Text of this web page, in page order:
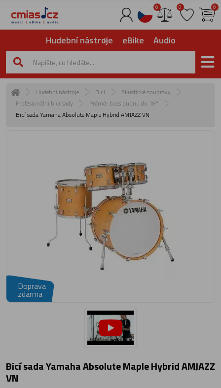
0 0 0
Hudební nástroje eBike Audio
Hudební nástroje Bicí
Akustické soupravy
Profesionální bicí sady
Průměr bass bubnu do 18"
Bicí sada Yamaha Absolute Maple Hybrid AMJAZZ VN
Doprava
zdarma
Bicí sada Yamaha Absolute Maple Hybrid AMJAZZ
VN